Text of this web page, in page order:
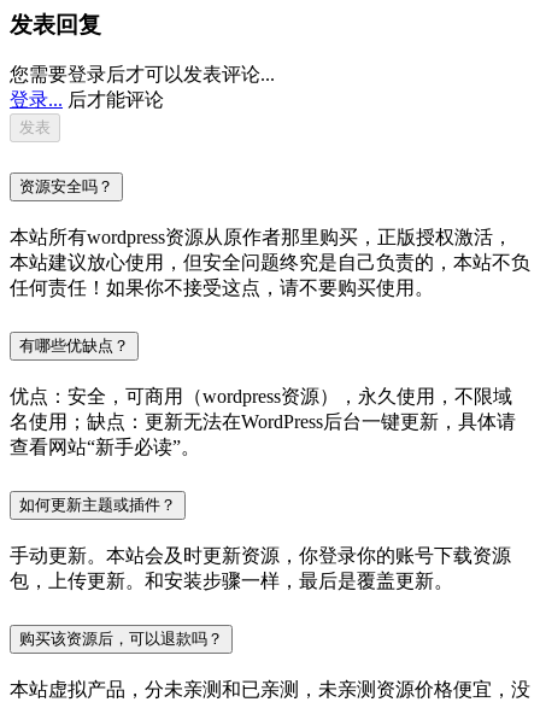
发表回复
您需要登录后才可以发表评论...
登录... 后才能评论
资源安全吗？
本站所有wordpress资源从原作者那里购买，正版授权激活，
本站建议放心使用，但安全问题终究是自己负责的，本站不负
任何责任！如果你不接受这点，请不要购买使用。
有哪些优缺点？
优点：安全，可商用（wordpress资源），永久使用，不限域
名使用；缺点：更新无法在WordPress后台一键更新，具体请
查看网站“新手必读”。
如何更新主题或插件？
手动更新。本站会及时更新资源，你登录你的账号下载资源
包，上传更新。和安装步骤一样，最后是覆盖更新。
购买该资源后，可以退款吗？
本站虚拟产品，分未亲测和已亲测，未亲测资源价格便宜，没